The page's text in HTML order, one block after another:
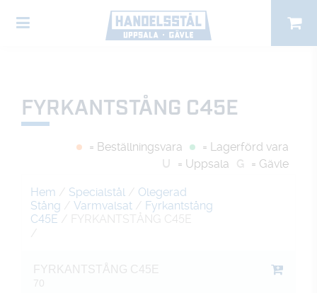
FYRKANTSTÅNG C45E
= Beställningsvara
= Lagerförd vara
U
= Uppsala G = Gävle
Hem / Specialstål / Olegerad
Stång / Varmvalsat / Fyrkantstång
C45E / FYRKANTSTÅNG C45E
/
FYRKANTSTÅNG C45E
70